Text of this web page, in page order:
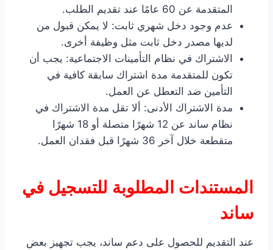
المتقدمة عن 60 عامًا عند تقديم الطلب.
عدم وجود دخل شهري ثابت: لا يمكن قبول من
لديها مصدر دخل ثابت مثل وظيفة أخرى.
الاشتراك في نظام التأمينات الاجتماعية: يجب أن
تكون للمتقدمة مدة اشتراك سابقة كافية في
التأمين ضد التعطل عن العمل.
مدة الاشتراك الأدنى: ألا تقل مدة الاشتراك في
نظام ساند عن 12 شهرًا متصلة أو 18 شهرًا
متقطعة خلال آخر 36 شهرًا قبل فقدان العمل.
المستندات المطلوبة للتسجيل في
ساند
عند التقديم للحصول على دعم ساند، يجب تجهيز بعض